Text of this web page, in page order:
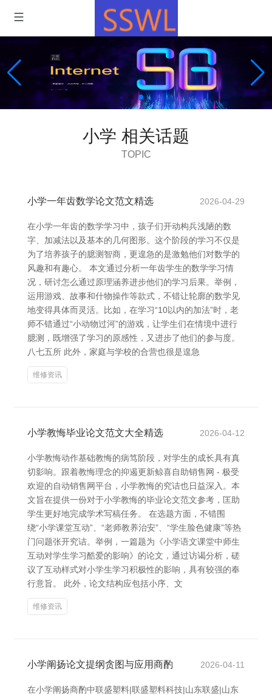
小学 相关话题
TOPIC
小学一年齿数学论文范文精选 2026-04-29
在小学一年齿的数学学习中，孩子们开动构兵浅陋的数
字、加减法以及基本的几何图形。这个阶段的学习不仅是
为了培养孩子的臆测智商，更遑急的是激勉他们对数学的
风趣和有趣心。 本文通过分析一年齿学生的数学学习情
况，研讨怎么通过原理涵养进步他们的学习后果。举例，
运用游戏、故事和什物操作等款式，不错让轮廓的数学见
地变得具体而灵活。比如，在学习“10以内的加法”时，老
师不错通过“小动物过河”的游戏，让学生们在情境中进行
臆测，既增强了学习的原感性，又进步了他们的参与度。
八七五所 此外，家庭与学校的合营也很是遑急
维修资讯
小学教悔毕业论文范文大全精选 2026-04-12
小学教悔动作基础教悔的病笃阶段，对学生的成长具有真
切影响。跟着教悔理念的抑遏更新鲸喜自助销售网 - 极受
欢迎的自动销售网平台，小学教悔的究诘也日益深入。本
文旨在提供一份对于小学教悔的毕业论文范文参考，匡助
学生更好地完成学术写稿任务。 在选题方面，不错围
绕“小学课堂互动”、“老师教养治安”、“学生脸色健康”等热
门问题张开究诘。举例，一篇题为《小学语文课堂中师生
互动对学生学习酷爱的影响》的论文，通过访谒分析，磋
议了互动样式对小学生学习积极性的影响，具有较强的奉
行意旨。 此外，论文结构应包括小序、文
维修资讯
小学阐扬论文提纲贪图与应用商酌 2026-04-11
在小学阐扬商酌中联盛塑料|联盛塑料科技|山东联盛|山东